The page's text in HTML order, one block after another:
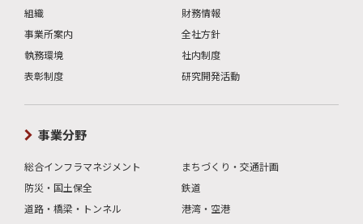
組織
財務情報
事業所案内
全社方針
執務環境
社内制度
表彰制度
研究開発活動
事業分野
総合インフラマネジメント
まちづくり・交通計画
防災・国土保全
鉄道
道路・橋梁・トンネル
港湾・空港